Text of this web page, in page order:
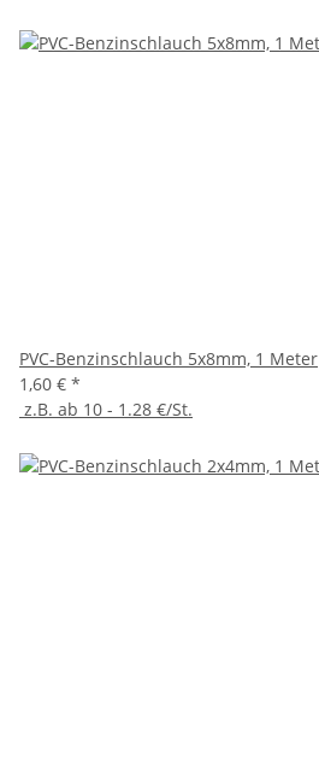
PVC-Benzinschlauch 5x8mm, 1 Meter
1,60 € *
z.B. ab 10 - 1.28 €/St.